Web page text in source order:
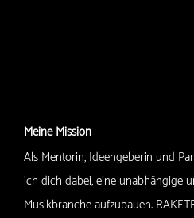
Meine Mission
Als Mentorin, Ideengeberin und
ich dich dabei, eine unabhängige
Musikbranche aufzubauen.